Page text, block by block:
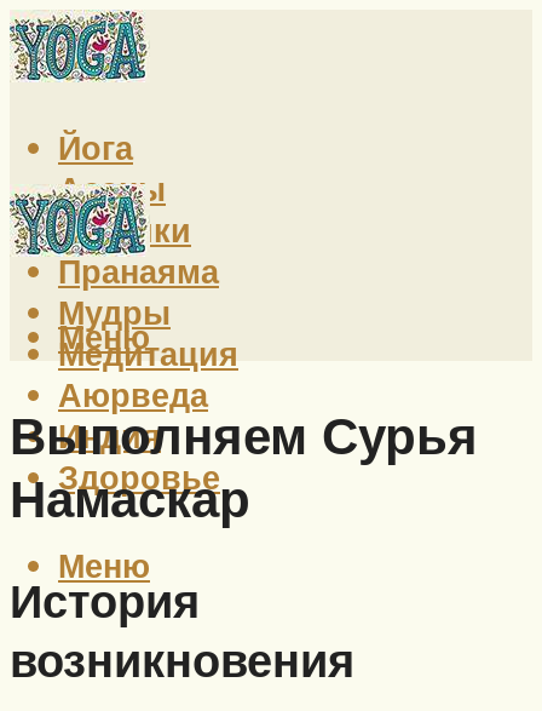
Йога
Асаны
Техники
Пранаяма
Мудры
Медитация
Аюрведа
Индия
Здоровье
Меню
Меню
Выполняем Сурья
Намаскар
История
возникновения